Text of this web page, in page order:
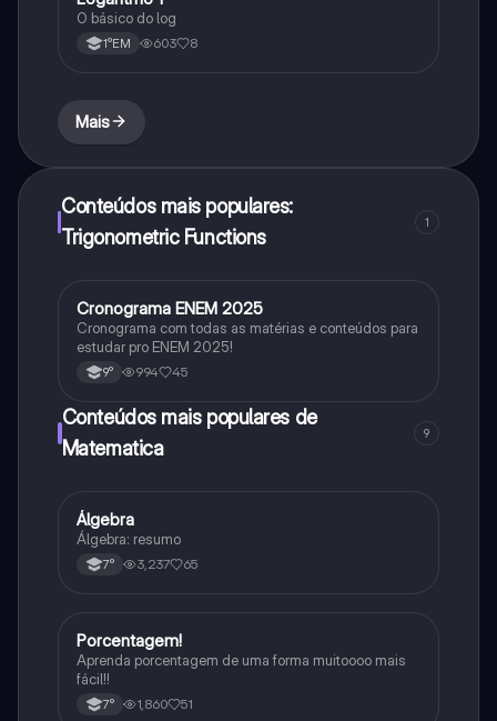
O básico do log
1°EM 603 8
Mais
Conteúdos mais populares:
Trigonometric Functions
1
Português
Cronograma ENEM 2025
Cronograma com todas as matérias e conteúdos para
estudar pro ENEM 2025!
9° 994 45
Conteúdos mais populares de
Matematica
9
Matematica
Álgebra
Álgebra: resumo
7° 3,237 65
Matematica
Porcentagem!
Aprenda porcentagem de uma forma muitoooo mais
fácil!!
7° 1,860 51